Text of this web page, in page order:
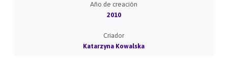
Año de creación
2010
Criador
Katarzyna Kowalska